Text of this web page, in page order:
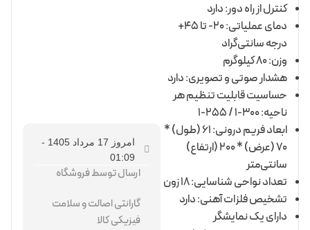
کنترل از راه دور: دارد
دمای عملیاتی: 20- تا 45+
درجه سانتی‌گراد
وزن: 80 کیلوگرم
هشدار صوتی و تصویری: دارد
حساسیت قابلیت تنظیم هر
ناحیه: 300-1 / 255-1
ابعاد فریم درونی: 61 (طول) *
70 (عرض) * 200 (ارتفاع)
سانتی‌متر
تعداد نواحی شناسایی: 18 زون
تشخیص فلزات آهنی: دارد
دارای یک نمایشگر
امروز 17 مرداد 1405 -
01:09
ارسال توسط فروشگاه
گارانتی اصالت و سلامت
فیزیکی کالا